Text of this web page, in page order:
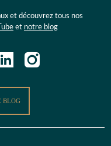
et découvrez tous nos
et notre blog
BLOG